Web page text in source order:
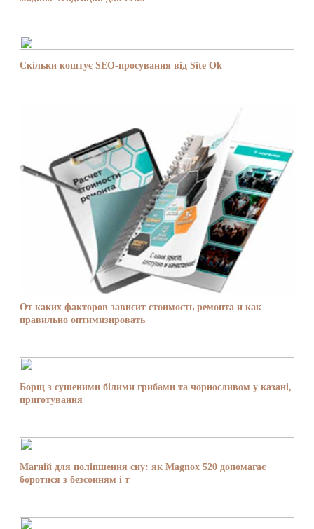
Скільки коштує SEO-просування від Site Ok
От каких факторов зависит стоимость ремонта и как
правильно оптимизировать
Борщ з сушеними білими грибами та чорносливом у казані,
приготування
Магній для поліпшення сну: як Magnox 520 допомагає
боротися з безсонням і т